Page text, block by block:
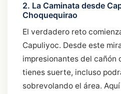
2. La Caminata desde
Choquequirao
El verdadero reto
Capuliyoc. Desde este
impresionantes del cañón
tienes suerte, incluso
sobrevolando el área.